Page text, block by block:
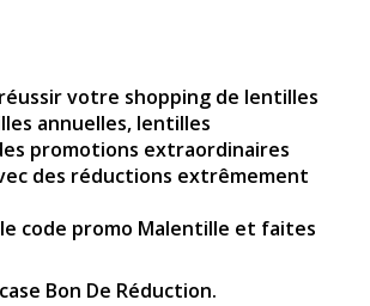
votre shopping de lentilles
annuelles, lentilles
promotions extraordinaires
des réductions extrêmement
code promo Malentille et faites
Bon De Réduction.